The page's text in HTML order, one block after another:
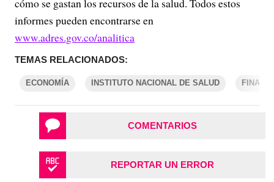
cómo se gastan los recursos de la salud. Todos estos
informes pueden encontrarse en
www.adres.gov.co/analitica
TEMAS RELACIONADOS:
ECONOMÍA INSTITUTO NACIONAL DE SALUD
COMENTARIOS
REPORTAR UN ERROR